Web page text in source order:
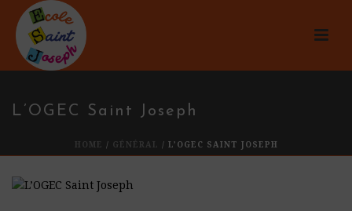
L’OGEC Saint Joseph
HOME / GÉNÉRAL / L’OGEC SAINT JOSEPH